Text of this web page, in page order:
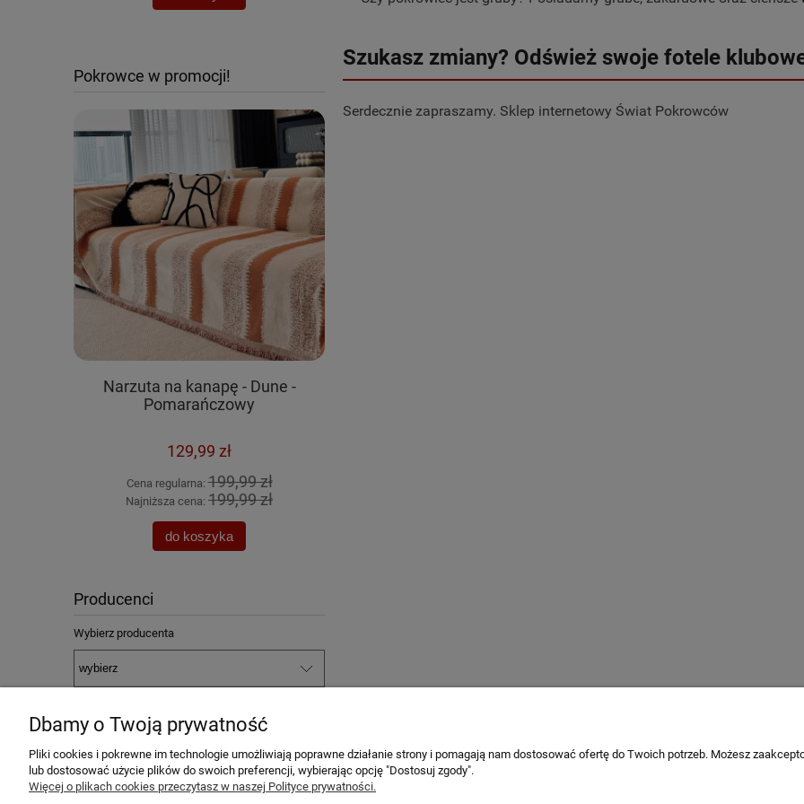
Pokrowce w promocji!
Narzuta na kanapę - Dune -
Pomarańczowy
129,99 zł
Cena regularna:199,99 zł
Najniższa cena: 199,99 zł
do koszyka
Producenci
Wybierz producenta
Szukasz zmiany? Odśwież swoje fotele
Serdecznie zapraszamy. Sklep internetowy Świat Pokrowców
Dbamy o Twoją prywatność
Pliki cookies i pokrewne im technologie umożliwiają poprawne działanie strony i pomagają nam dostosować ofertę do Twoich potrzeb. Możesz
lub dostosować użycie plików do swoich preferencji, wybierając opcję "Dostosuj zgody".
Więcej o plikach cookies przeczytasz w naszej Polityce prywatności.